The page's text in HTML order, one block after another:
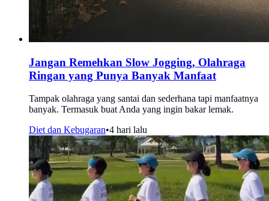
Jangan Remehkan Slow Jogging, Olahraga
Ringan yang Punya Banyak Manfaat
Tampak olahraga yang santai dan sederhana tapi manfaatnya
banyak. Termasuk buat Anda yang ingin bakar lemak.
Diet dan Kebugaran•4 hari lalu